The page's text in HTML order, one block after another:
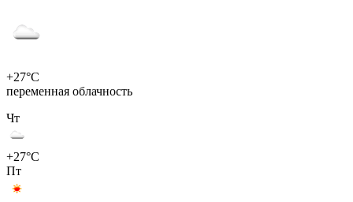
+27°C
переменная облачность
Чт
+27°C
Пт